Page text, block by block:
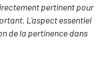
pertinent pour
L'aspect essentiel
de la pertinence dans